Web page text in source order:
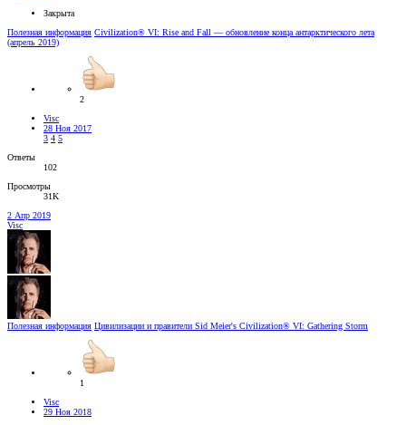
Закрыта
Полезная информация Civilization® VI: Rise and Fall — обновление конца антарктического лета
(апрель 2019)
2
Visc
28 Ноя 2017
3 4 5
Ответы
102
Просмотры
31K
2 Апр 2019
Visc
Полезная информация Цивилизации и правители Sid Meier's Civilization® VI: Gathering Storm
1
Visc
29 Ноя 2018